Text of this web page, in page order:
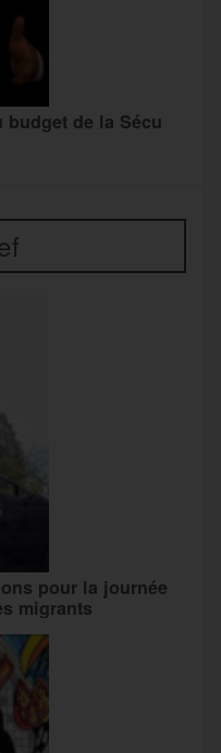
budget de la Sécu
pour la journée
migrants